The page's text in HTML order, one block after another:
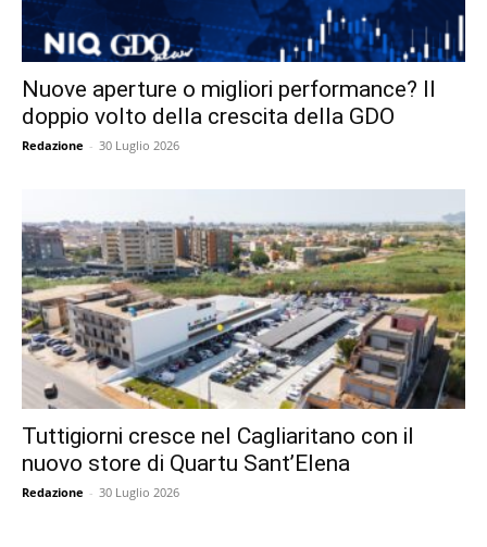
Nuove aperture o migliori performance? Il
doppio volto della crescita della GDO
Redazione - 30 Luglio 2026
Tuttigiorni cresce nel Cagliaritano con il
nuovo store di Quartu Sant’Elena
Redazione - 30 Luglio 2026